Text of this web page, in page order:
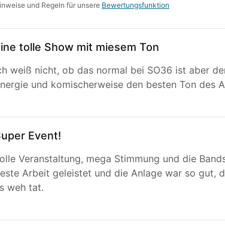
und Regeln für unsere Bewertungsfunktion
tolle Show mit miesem Ton
weiß nicht, ob das normal bei SO36 ist aber
und komischerweise den besten Ton des
Event!
Veranstaltung, mega Stimmung und die
Arbeit geleistet und die Anlage war so gut,
weh tat.